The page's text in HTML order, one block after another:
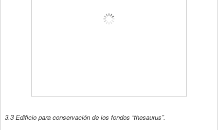
3.3 Edificio para conservación de los fondos “thesaurus”.